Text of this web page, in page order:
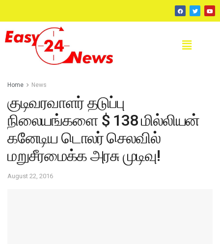
Home News
குடிவரவாளர் தடுப்பு
நிலையங்களை $ 138 மில்லியன்
கனேடிய டொலர் செலவில்
மறுசீரமைக்க அரசு முடிவு!
August 22, 2016